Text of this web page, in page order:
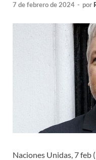
7 de febrero de 2024 - por
Naciones Unidas, 7 feb